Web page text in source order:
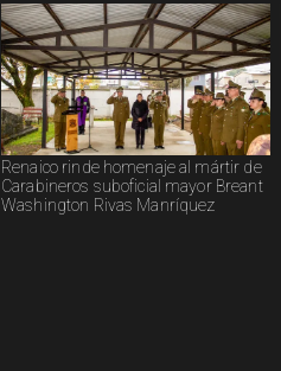
Renaico rinde homenaje al mártir de
Carabineros suboficial mayor Breant
Washington Rivas Manríquez